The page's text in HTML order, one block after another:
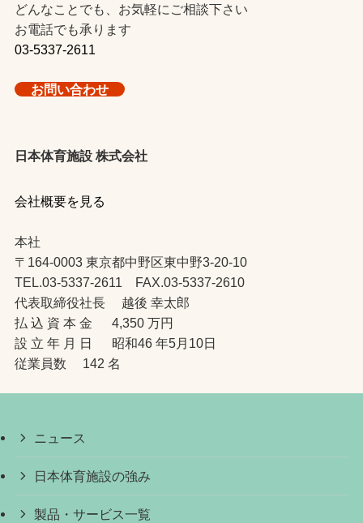
どんなことでも、お気軽にご相談下さい
お電話でも承ります
03-5337-2611
お問い合わせ
日本体育施設 株式会社
会社概要を見る
本社
〒164-0003 東京都中野区東中野3-20-10
TEL.03-5337-2611 FAX.03-5337-2610
代表取締役社長 越後 幸太郎
払 込 資 本 金 4,350 万円
設 立 年 月 日 昭和46 年5月10日
従業員数 142 名
ニュース
日本体育施設の強み
製品・サービス一覧